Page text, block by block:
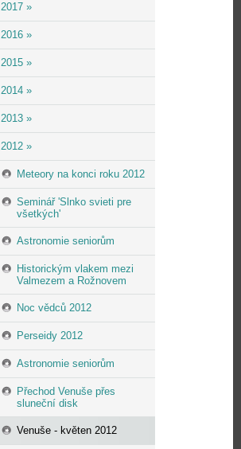
2017 »
2016 »
2015 »
2014 »
2013 »
2012 »
Meteory na konci roku 2012
Seminář 'Slnko svieti pre
všetkých'
Astronomie seniorům
Historickým vlakem mezi
Valmezem a Rožnovem
Noc vědců 2012
Perseidy 2012
Astronomie seniorům
Přechod Venuše přes
sluneční disk
Venuše - květen 2012